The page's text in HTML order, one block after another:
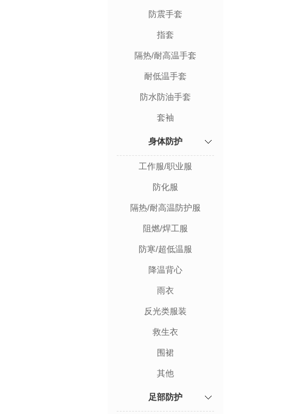
防震手套
指套
隔热/耐高温手套
耐低温手套
防水防油手套
套袖
身体防护
工作服/职业服
防化服
隔热/耐高温防护服
阻燃/焊工服
防寒/超低温服
降温背心
雨衣
反光类服装
救生衣
围裙
其他
足部防护